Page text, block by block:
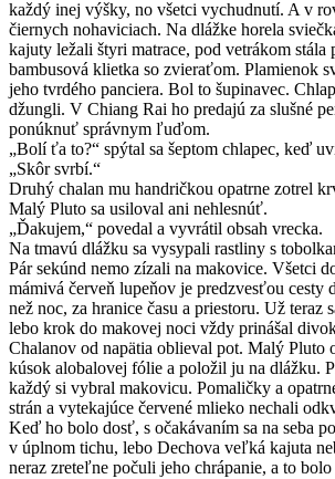
každý inej výšky, no všetci vychudnutí. A v
čiernych nohaviciach. Na dlážke horela
kajuty ležali štyri matrace, pod vetrákom stála
bambusová klietka so zvieraťom. Plamienok
jeho tvrdého panciera. Bol to šupinavec.
džungli. V Chiang Rai ho predajú za slušné
ponúknuť správnym ľuďom.
„Bolí ťa to?“ spýtal sa šeptom chlapec, keď
„Skôr svrbí.“
Druhý chalan mu handričkou opatrne zotrel
Malý Pluto sa usiloval ani nehlesnúť.
„Ďakujem,“ povedal a vyvrátil obsah vrecka.
Na tmavú dlážku sa vysypali rastliny s
Pár sekúnd nemo zízali na makovice. Všetci
mámivá červeň lupeňov je predzvesťou cesty
než noc, za hranice času a priestoru. Už teraz
lebo krok do makovej noci vždy prinášal
Chalanov od napätia oblieval pot. Malý Pluto
kúsok alobalovej fólie a položil ju na dlážku.
každý si vybral makovicu. Pomaličky a
strán a vytekajúce červené mlieko nechali
Keď ho bolo dosť, s očakávaním sa na seba
v úplnom tichu, lebo Dechova veľká kajuta
neraz zreteľne počuli jeho chrápanie, a to bolo